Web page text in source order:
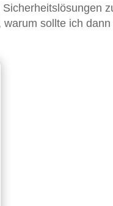
sollte ich dann